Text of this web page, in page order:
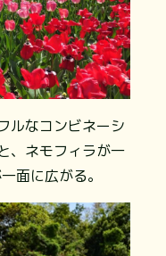
ルなコンビネーシ
、ネモフィラが一
面に広がる。